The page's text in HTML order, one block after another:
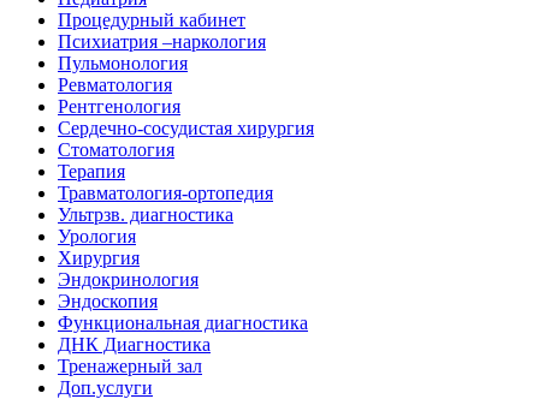
Процедурный кабинет
Психиатрия –наркология
Пульмонология
Ревматология
Рентгенология
Сердечно-сосудистая хирургия
Стоматология
Терапия
Травматология-ортопедия
Ультрзв. диагностика
Урология
Хирургия
Эндокринология
Эндоскопия
Функциональная диагностика
ДНК Диагностика
Тренажерный зал
Доп.услуги